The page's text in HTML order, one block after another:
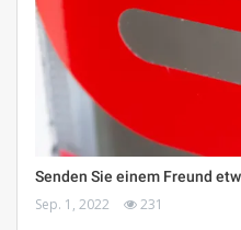
Senden Sie einem Freund
Sep. 1, 2022 231